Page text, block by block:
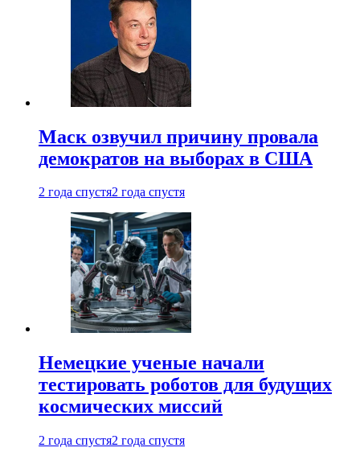
Маск озвучил причину провала
демократов на выборах в США
2 года спустя2 года спустя
Немецкие ученые начали
тестировать роботов для будущих
космических миссий
2 года спустя2 года спустя